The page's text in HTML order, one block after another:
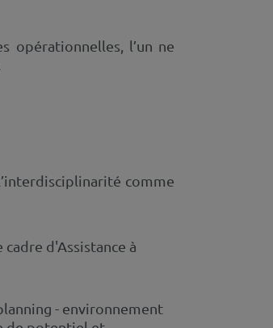
opérationnelles, l’un ne
comme
cadre d'Assistance à
- environnement